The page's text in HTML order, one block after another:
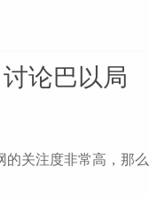
论巴以局
的关注度非常高，那么